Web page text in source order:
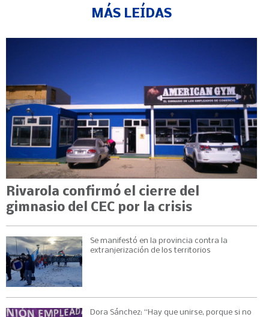
MÁS LEÍDAS
Rivarola confirmó el cierre del
gimnasio del CEC por la crisis
Se manifestó en la provincia contra la
extranjerización de los territorios
Dora Sánchez: “Hay que unirse, porque si no